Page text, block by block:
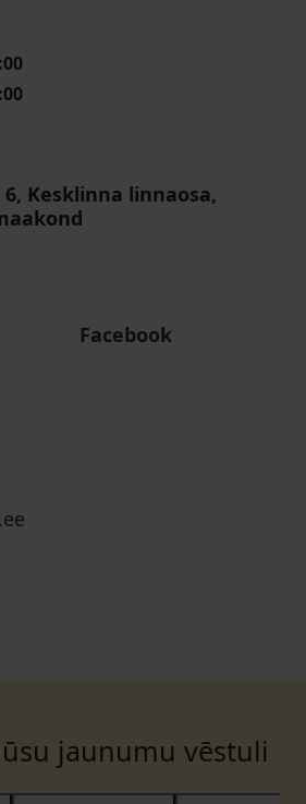
Kesklinna linnaosa,
Facebook
jaunumu vēstuli